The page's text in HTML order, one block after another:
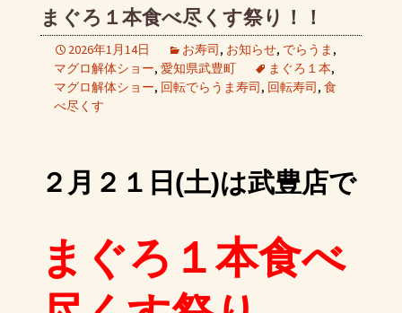
まぐろ１本食べ尽くす祭り！！
2026年1月14日 お寿司, お知らせ, でらうま ,
マグロ解体ショー, 愛知県武豊町 まぐろ１本,
マグロ解体ショー, 回転でらうま寿司, 回転寿司, 食
べ尽くす
２月２１日(土)は武豊店で
まぐろ１本食べ